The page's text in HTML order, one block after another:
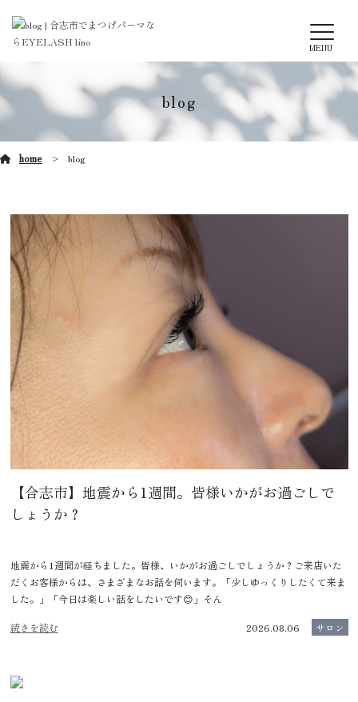
MENU
blog
home blog
【合志市】地震から1週間。皆様いかがお過ごしで
しょうか？
地震から1週間が経ちました。皆様、いかがお過ごしでしょうか？ご来店いた
だくお客様からは、さまざまなお話を伺います。「少しゆっくりしたくて来ま
した。」「今日は楽しい話をしたいです😊」そん
続きを読む 2026.08.06 サロン